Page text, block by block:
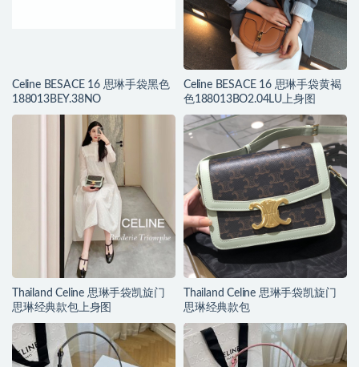
Celine BESACE 16 思琳手袋黑色
188013BEY.38NO
Celine BESACE 16 思琳手袋黄褐
色188013BO2.04LU上身图
Thailand Celine 思琳手袋凯旋门
思琳经典款包上身图
Thailand Celine 思琳手袋凯旋门
思琳经典款包